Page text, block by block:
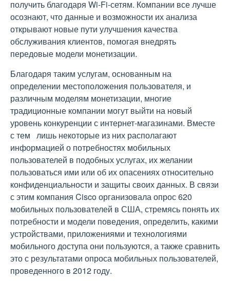
получить благодаря Wi-Fi-сетям. Компании все лучше
осознают, что данные и возможности их анализа
открывают новые пути улучшения качества
обслуживания клиентов, помогая внедрять
передовые модели монетизации.
Благодаря таким услугам, основанным на
определении местоположения пользователя, и
различным моделям монетизации, многие
традиционные компании могут выйти на новый
уровень конкуренции с интернет-магазинами. Вместе
с тем лишь некоторые из них располагают
информацией о потребностях мобильных
пользователей в подобных услугах, их желании
пользоваться ими или об их опасениях относительно
конфиденциальности и защиты своих данных. В связи
с этим компания Cisco организовала опрос 620
мобильных пользователей в США, стремясь понять их
потребности и модели поведения, определить, какими
устройствами, приложениями и технологиями
мобильного доступа они пользуются, а также сравнить
это с результатами опроса мобильных пользователей,
проведенного в 2012 году.